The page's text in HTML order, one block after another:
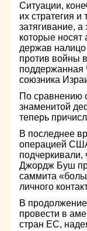
Ситуации,
их стратегия
затягивание,
которые носят
держав
против войны
поддержанная
союзника
По сравнению
знаменитой
теперь
В последнее
операцией
подчеркивали,
Джордж Буш
саммита
личного
В
провести в
стран ЕС,